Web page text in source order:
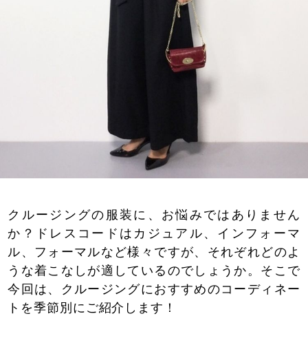
クルージングの服装に、お悩みではありません
か？ドレスコードはカジュアル、インフォーマ
ル、フォーマルなど様々ですが、それぞれどのよ
うな着こなしが適しているのでしょうか。そこで
今回は、クルージングにおすすめのコーディネー
トを季節別にご紹介します！